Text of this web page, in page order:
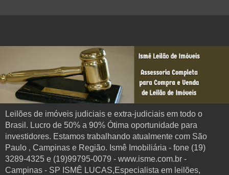
Leilões de imóveis judiciais e extra-judiciais em todo o
Brasil. Lucro de 50% a 90% Ótima oportunidade para
investidores. Estamos trabalhando atualmente com São
Paulo , Campinas e Região. Ismê Imobiliária - fone (19)
3289-4325 e (19)99795-0079 - www.isme.com.br -
Campinas - SP ISMÊ LUCAS,Especialista em leilões,